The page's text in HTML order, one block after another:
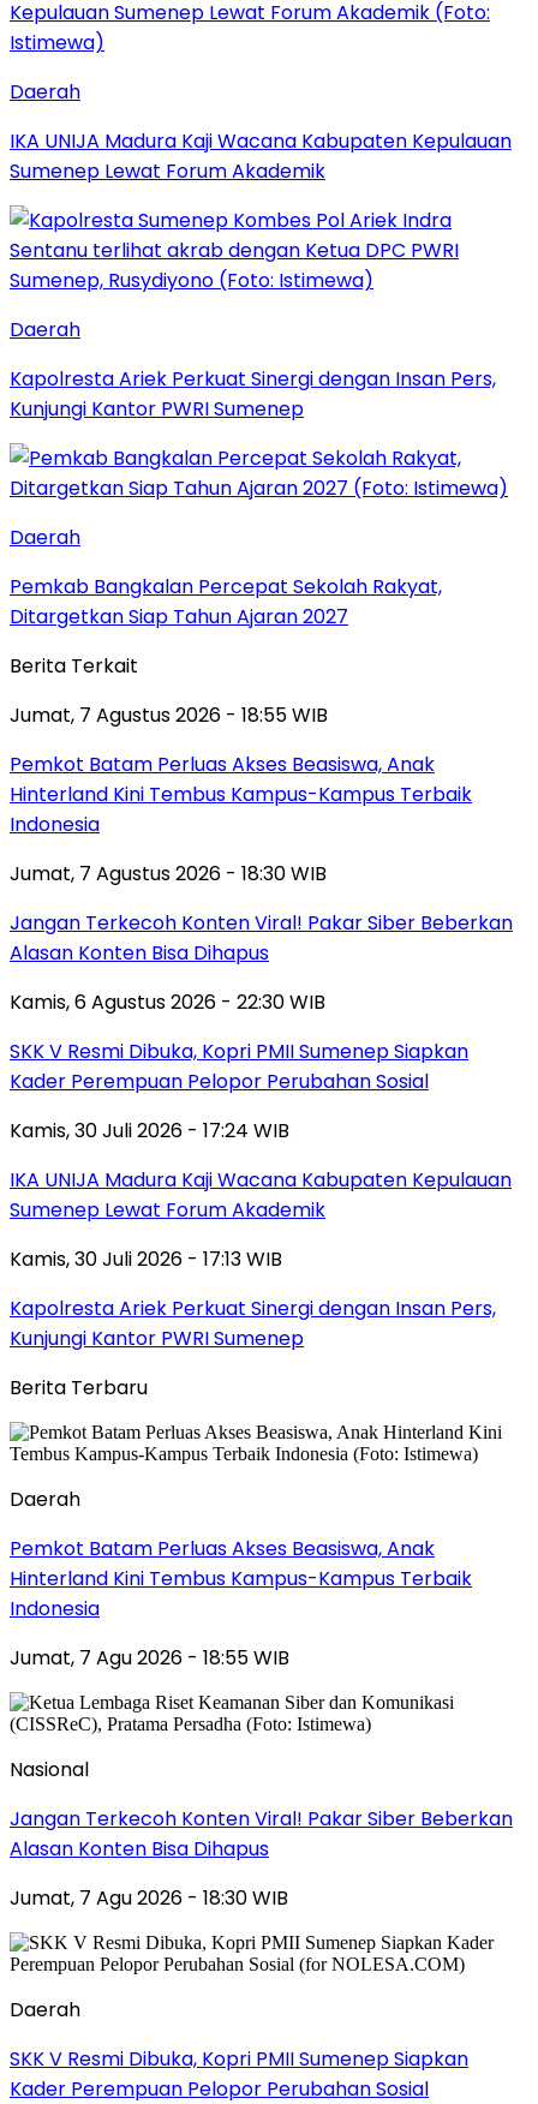
Daerah
IKA UNIJA Madura Kaji Wacana Kabupaten Kepulauan
Sumenep Lewat Forum Akademik
Daerah
Kapolresta Ariek Perkuat Sinergi dengan Insan Pers,
Kunjungi Kantor PWRI Sumenep
Daerah
Pemkab Bangkalan Percepat Sekolah Rakyat,
Ditargetkan Siap Tahun Ajaran 2027
Berita Terkait
Jumat, 7 Agustus 2026 - 18:55 WIB
Pemkot Batam Perluas Akses Beasiswa, Anak
Hinterland Kini Tembus Kampus-Kampus Terbaik
Indonesia
Jumat, 7 Agustus 2026 - 18:30 WIB
Jangan Terkecoh Konten Viral! Pakar Siber Beberkan
Alasan Konten Bisa Dihapus
Kamis, 6 Agustus 2026 - 22:30 WIB
SKK V Resmi Dibuka, Kopri PMII Sumenep Siapkan
Kader Perempuan Pelopor Perubahan Sosial
Kamis, 30 Juli 2026 - 17:24 WIB
IKA UNIJA Madura Kaji Wacana Kabupaten Kepulauan
Sumenep Lewat Forum Akademik
Kamis, 30 Juli 2026 - 17:13 WIB
Kapolresta Ariek Perkuat Sinergi dengan Insan Pers,
Kunjungi Kantor PWRI Sumenep
Berita Terbaru
Daerah
Pemkot Batam Perluas Akses Beasiswa, Anak
Hinterland Kini Tembus Kampus-Kampus Terbaik
Indonesia
Jumat, 7 Agu 2026 - 18:55 WIB
Nasional
Jangan Terkecoh Konten Viral! Pakar Siber Beberkan
Alasan Konten Bisa Dihapus
Jumat, 7 Agu 2026 - 18:30 WIB
Daerah
SKK V Resmi Dibuka, Kopri PMII Sumenep Siapkan
Kader Perempuan Pelopor Perubahan Sosial